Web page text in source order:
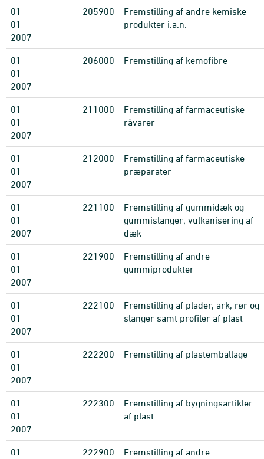
01-
01-
2007
205900
Fremstilling af andre kemiske
produkter i.a.n.
01-
01-
2007
206000 Fremstilling af kemofibre
01-
01-
2007
211000
Fremstilling af farmaceutiske
råvarer
01-
01-
2007
212000
Fremstilling af farmaceutiske
præparater
01-
01-
2007
221100
Fremstilling af gummidæk og
gummislanger; vulkanisering af
dæk
01-
01-
2007
221900
Fremstilling af andre
gummiprodukter
01-
01-
2007
222100
Fremstilling af plader, ark, rør og
slanger samt profiler af plast
01-
01-
2007
222200 Fremstilling af plastemballage
01-
01-
2007
222300
Fremstilling af bygningsartikler
af plast
01- 222900 Fremstilling af andre